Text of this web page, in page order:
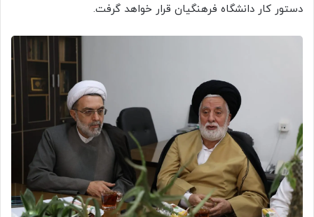
دستور کار دانشگاه فرهنگیان قرار خواهد گرفت.